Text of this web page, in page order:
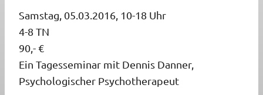
Samstag, 05.03.2016, 10-18 Uhr
4-8 TN
90,- €
Ein Tagesseminar mit Dennis Danner,
Psychologischer Psychotherapeut